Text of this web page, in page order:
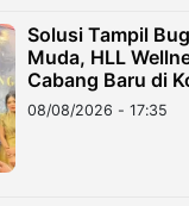
Solusi Tampil
Muda, HLL
Cabang Baru di
08/08/2026 - 17:35